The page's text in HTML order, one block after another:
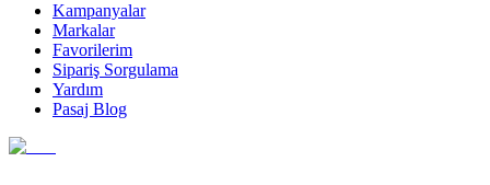
Kampanyalar
Markalar
Favorilerim
Sipariş Sorgulama
Yardım
Pasaj Blog